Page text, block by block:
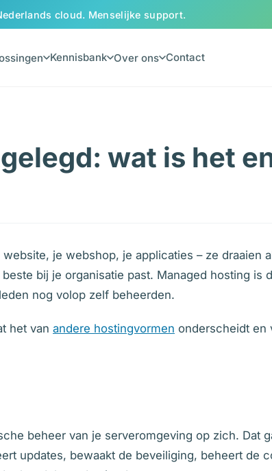
cloud. Menselijke support.
Kennisbank Over ons Contact
wat is het
je webshop, je applicaties – ze draaien
bij je organisatie past. Managed hosting is
nog volop zelf beheerden.
het van andere hostingvormen onderscheidt en
beheer van je serveromgeving op zich. Dat
updates, bewaakt de beveiliging, beheert de